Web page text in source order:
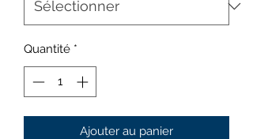
Quantité *
Ajouter au panier